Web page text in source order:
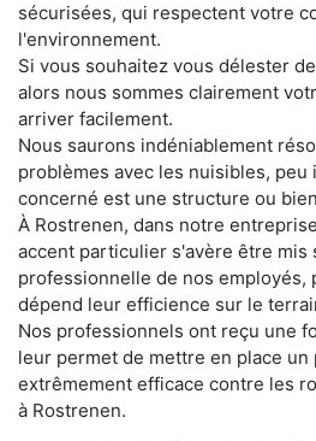
sécurisées, qui respectent votre
l'environnement.
Si vous souhaitez vous délester
alors nous sommes clairement
arriver facilement.
Nous saurons indéniablement
problèmes avec les nuisibles,
concerné est une structure ou
À Rostrenen, dans notre
accent particulier s'avère être mis
professionnelle de nos employés,
dépend leur efficience sur le
Nos professionnels ont reçu une
leur permet de mettre en place
extrêmement efficace contre les
à Rostrenen.